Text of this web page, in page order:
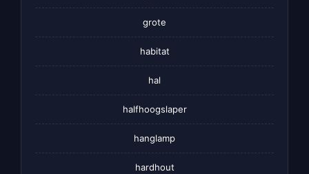
grote
habitat
hal
halfhoogslaper
hanglamp
hardhout